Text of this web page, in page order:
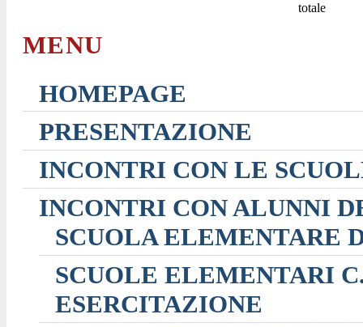
totale
MENU
HOMEPAGE
PRESENTAZIONE
INCONTRI CON LE
INCONTRI CON ALUNNI
SCUOLA ELEMENTARE
SCUOLE ELEMENTARI
ESERCITAZIONE